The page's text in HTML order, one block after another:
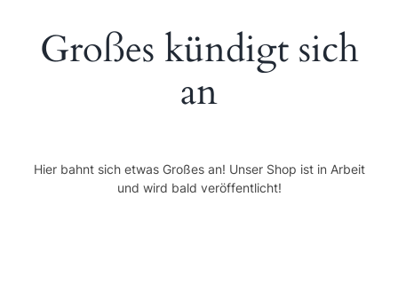
Kontakt
Großes kündigt sich
an
Hier bahnt sich etwas Großes an! Unser Shop ist in Arbeit
und wird bald veröffentlicht!